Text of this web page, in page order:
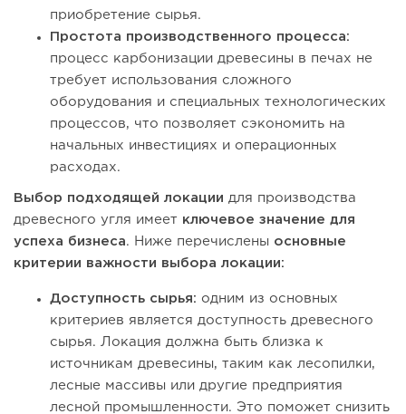
приобретение сырья.
Простота производственного процесса:
процесс карбонизации древесины в печах не
требует использования сложного
оборудования и специальных технологических
процессов, что позволяет сэкономить на
начальных инвестициях и операционных
расходах.
Выбор подходящей локации для производства
древесного угля имеет ключевое значение для
успеха бизнеса. Ниже перечислены основные
критерии важности выбора локации:
Доступность сырья: одним из основных
критериев является доступность древесного
сырья. Локация должна быть близка к
источникам древесины, таким как лесопилки,
лесные массивы или другие предприятия
лесной промышленности. Это поможет снизить